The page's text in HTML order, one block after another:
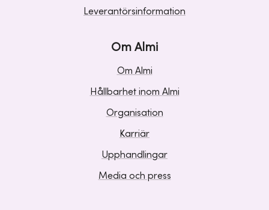
Leverantörsinformation
Om Almi
Om Almi
Hållbarhet inom Almi
Organisation
Karriär
Upphandlingar
Media och press